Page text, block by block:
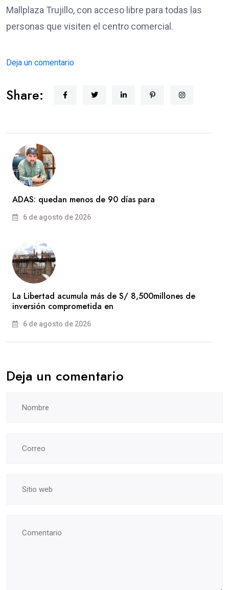
Mallplaza Trujillo, con acceso libre para todas las
personas que visiten el centro comercial.
Deja un comentario
Share:
ADAS: quedan menos de 90 días para
6 de agosto de 2026
La Libertad acumula más de S/ 8,500millones de
inversión comprometida en
6 de agosto de 2026
Deja un comentario